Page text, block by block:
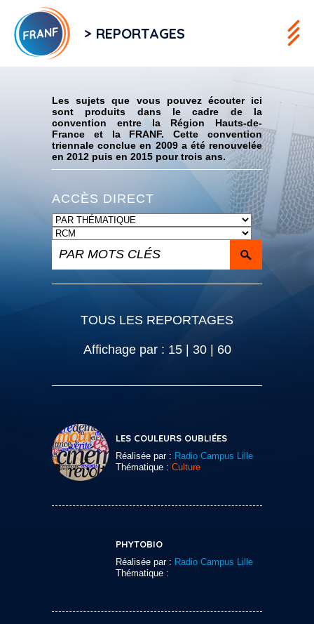
> REPORTAGES
Les sujets que vous pouvez écouter ici
sont produits dans le cadre de la
convention entre la Région Hauts-de-
France et la FRANF. Cette convention
triennale conclue en 2009 a été renouvelée
en 2012 puis en 2015 pour trois ans.
ACCÈS DIRECT
TOUS LES REPORTAGES
Affichage par : 15| 30| 60
LES COULEURS OUBLIÉES
Réalisée par : Radio Campus Lille
Thématique : Culture
PHYTOBIO
Réalisée par : Radio Campus Lille
Thématique :